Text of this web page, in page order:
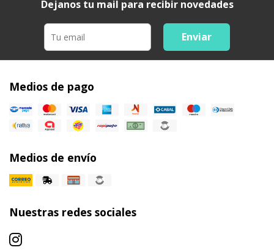
Dejanos tu mail para recibir novedades
Enviar
Medios de pago
Medios de envío
Nuestras redes sociales